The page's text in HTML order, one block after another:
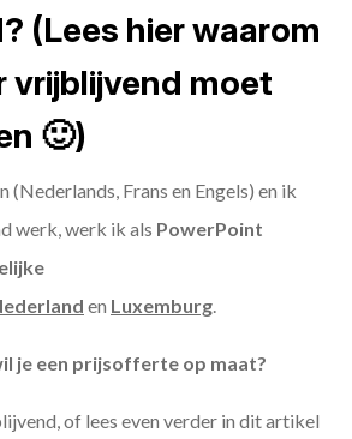
(Lees hier waarom
vrijblijvend moet
🙂)
Frans en Engels) en ik
werk, werk ik als PowerPoint
en Luxemburg.
je een prijsofferte op maat?
of lees even verder in dit artikel